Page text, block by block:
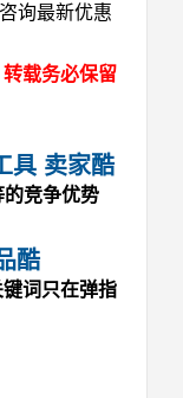
询最新优惠
载务必保留
具 卖家酷
竞争优势
酷
词只在弹指